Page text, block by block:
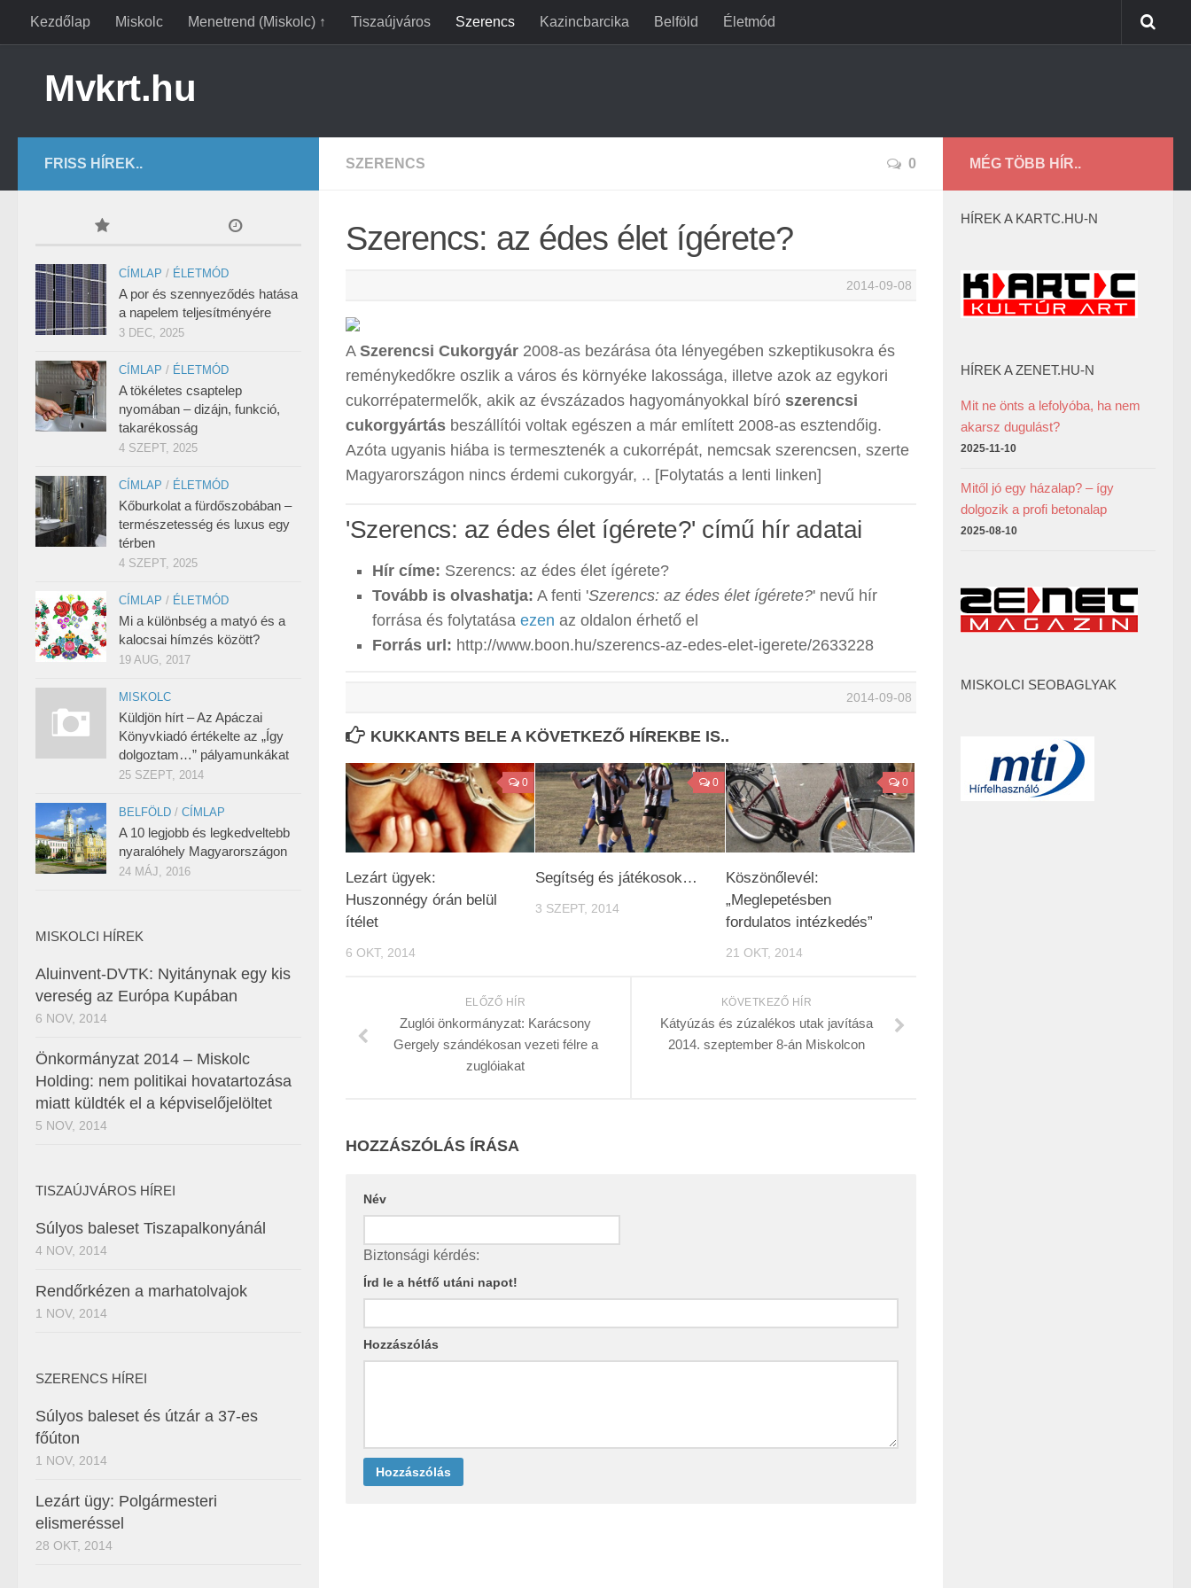
Kezdőlap Miskolc Menetrend (Miskolc) ↑ Tiszaújváros Szerencs Kazincbarcika Belföld Életmód
Mvkrt.hu
SZERENCS 0
Szerencs: az édes élet ígérete?
2014-09-08
A Szerencsi Cukorgyár 2008-as bezárása óta lényegében szkeptikusokra és
reménykedőkre oszlik a város és környéke lakossága, illetve azok az egykori
cukorrépatermelők, akik az évszázados hagyományokkal bíró szerencsi
cukorgyártás beszállítói voltak egészen a már említett 2008-as esztendőig.
Azóta ugyanis hiába is termesztenék a cukorrépát, nemcsak szerencsen, szerte
Magyarországon nincs érdemi cukorgyár, .. [Folytatás a lenti linken]
'Szerencs: az édes élet ígérete?' című hír adatai
Hír címe: Szerencs: az édes élet ígérete?
Tovább is olvashatja: A fenti 'Szerencs: az édes élet ígérete?' nevű hír
forrása és folytatása ezen az oldalon érhető el
Forrás url: http://www.boon.hu/szerencs-az-edes-elet-igerete/2633228
2014-09-08
KUKKANTS BELE A KÖVETKEZŐ HÍREKBE IS..
0
Lezárt ügyek:
Huszonnégy órán belül
ítélet
6 OKT, 2014
0
Segítség és játékosok…
3 SZEPT, 2014
0
Köszönőlevél:
„Meglepetésben
fordulatos intézkedés”
21 OKT, 2014
KÖVETKEZŐ HÍR
Kátyúzás és zúzalékos utak javítása
2014. szeptember 8-án Miskolcon
ELŐZŐ HÍR
Zuglói önkormányzat: Karácsony
Gergely szándékosan vezeti félre a
zuglóiakat
HOZZÁSZÓLÁS ÍRÁSA
Név
Biztonsági kérdés:
Írd le a hétfő utáni napot!
Hozzászólás
FRISS HÍREK..
CÍMLAP / ÉLETMÓD
A por és szennyeződés hatása
a napelem teljesítményére
3 DEC, 2025
CÍMLAP / ÉLETMÓD
A tökéletes csaptelep
nyomában – dizájn, funkció,
takarékosság
4 SZEPT, 2025
CÍMLAP / ÉLETMÓD
Kőburkolat a fürdőszobában –
természetesség és luxus egy
térben
4 SZEPT, 2025
CÍMLAP / ÉLETMÓD
Mi a különbség a matyó és a
kalocsai hímzés között?
19 AUG, 2017
MISKOLC
Küldjön hírt – Az Apáczai
Könyvkiadó értékelte az „Így
dolgoztam…” pályamunkákat
25 SZEPT, 2014
BELFÖLD / CÍMLAP
A 10 legjobb és legkedveltebb
nyaralóhely Magyarországon
24 MÁJ, 2016
MISKOLCI HÍREK
Aluinvent-DVTK: Nyitánynak egy kis
vereség az Európa Kupában
6 NOV, 2014
Önkormányzat 2014 – Miskolc
Holding: nem politikai hovatartozása
miatt küldték el a képviselőjelöltet
5 NOV, 2014
TISZAÚJVÁROS HÍREI
Súlyos baleset Tiszapalkonyánál
4 NOV, 2014
Rendőrkézen a marhatolvajok
1 NOV, 2014
SZERENCS HÍREI
Súlyos baleset és útzár a 37-es
főúton
1 NOV, 2014
Lezárt ügy: Polgármesteri
elismeréssel
28 OKT, 2014
MÉG TÖBB HÍR..
HÍREK A KARTC.HU-N
HÍREK A ZENET.HU-N
Mit ne önts a lefolyóba, ha nem
akarsz dugulást?
2025-11-10
Mitől jó egy házalap? – így
dolgozik a profi betonalap
2025-08-10
MISKOLCI SEOBAGLYAK